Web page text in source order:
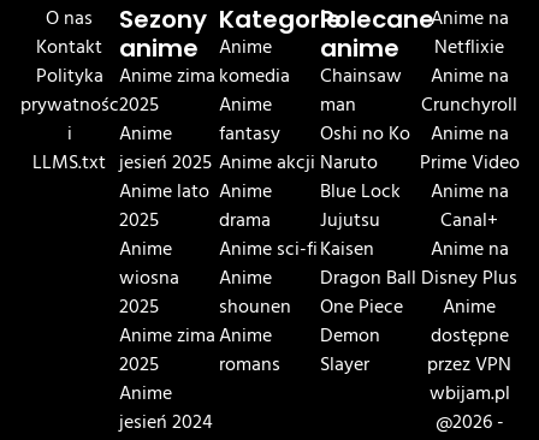
O nas
Kontakt
Polityka
prywatnośc
i
LLMS.txt
Sezony
anime
Anime zima
2025
Anime
jesień 2025
Anime lato
2025
Anime
wiosna
2025
Anime zima
2025
Anime
jesień 2024
Kategorie
Anime
komedia
Anime
fantasy
Anime akcji
Anime
drama
Anime sci-fi
Anime
shounen
Anime
romans
Polecane
anime
Chainsaw
man
Oshi no Ko
Naruto
Blue Lock
Jujutsu
Kaisen
Dragon Ball
One Piece
Demon
Slayer
Anime na
Netflixie
Anime na
Crunchyroll
Anime na
Prime Video
Anime na
Canal+
Anime na
Disney Plus
Anime
dostępne
przez VPN
wbijam.pl
@2026 -